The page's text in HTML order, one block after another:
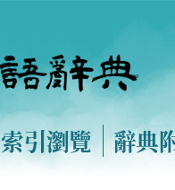
索引瀏覽 辭典